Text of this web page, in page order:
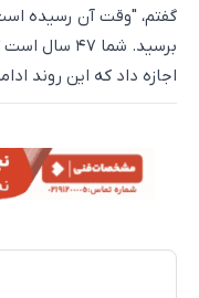
گفتم، "وقت آن رسیده
برسید. شما
اجازه داد که این روند